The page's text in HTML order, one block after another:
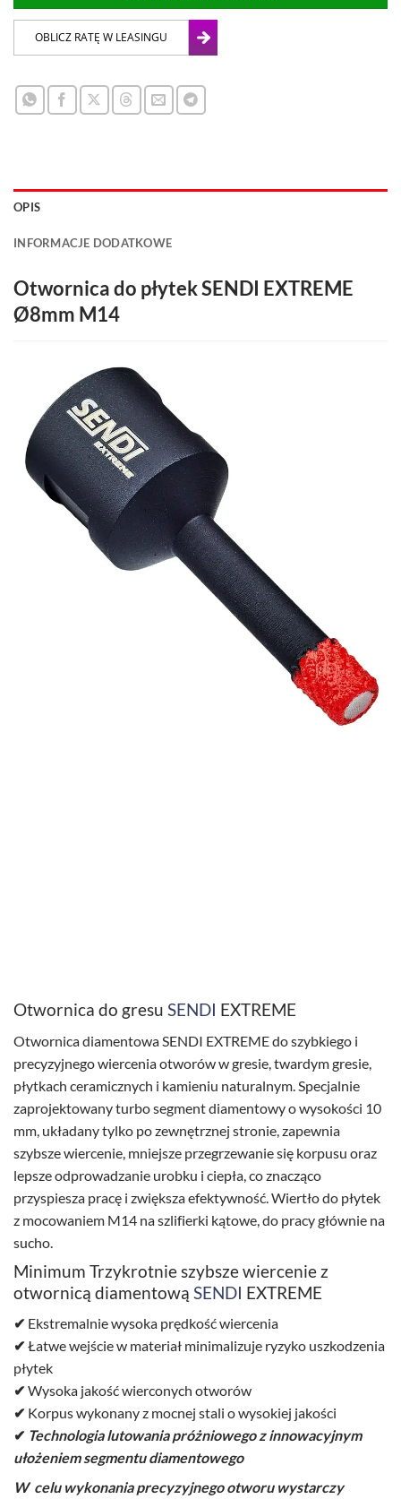
OPIS
INFORMACJE DODATKOWE
Otwornica do płytek SENDI EXTREME
Ø8mm M14
Otwornica do gresu SENDI EXTREME
Otwornica diamentowa SENDI EXTREME do szybkiego i
precyzyjnego wiercenia otworów w gresie, twardym gresie,
płytkach ceramicznych i kamieniu naturalnym. Specjalnie
zaprojektowany turbo segment diamentowy o wysokości 10
mm, układany tylko po zewnętrznej stronie, zapewnia
szybsze wiercenie, mniejsze przegrzewanie się korpusu oraz
lepsze odprowadzanie urobku i ciepła, co znacząco
przyspiesza pracę i zwiększa efektywność. Wiertło do płytek
z mocowaniem M14 na szlifierki kątowe, do pracy głównie na
sucho.
Minimum Trzykrotnie szybsze wiercenie z
otwornicą diamentową SENDI EXTREME
✔ Ekstremalnie wysoka prędkość wiercenia
✔ Łatwe wejście w materiał minimalizuje ryzyko uszkodzenia
płytek
✔ Wysoka jakość wierconych otworów
✔ Korpus wykonany z mocnej stali o wysokiej jakości
✔ Technologia lutowania próżniowego z innowacyjnym
ułożeniem segmentu diamentowego
W celu wykonania precyzyjnego otworu wystarczy